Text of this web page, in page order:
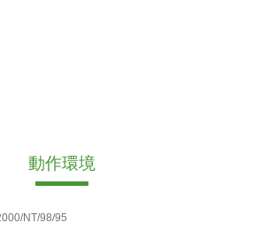
動作環境
NT/98/95